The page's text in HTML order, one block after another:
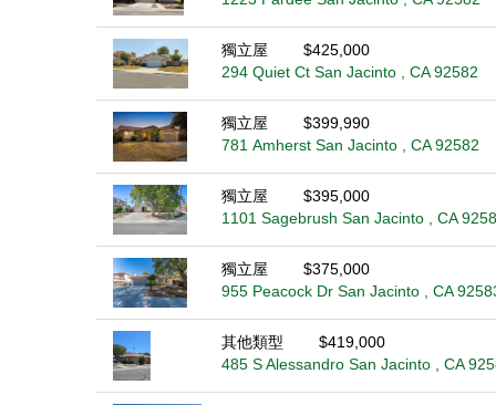
獨立屋
$425,000
294 Quiet Ct San Jacinto , CA 92582
獨立屋
$399,990
781 Amherst San Jacinto , CA 92582
獨立屋
$395,000
1101 Sagebrush San Jacinto , CA
獨立屋
$375,000
955 Peacock Dr San Jacinto , CA
其他類型
$419,000
485 S Alessandro San Jacinto , CA